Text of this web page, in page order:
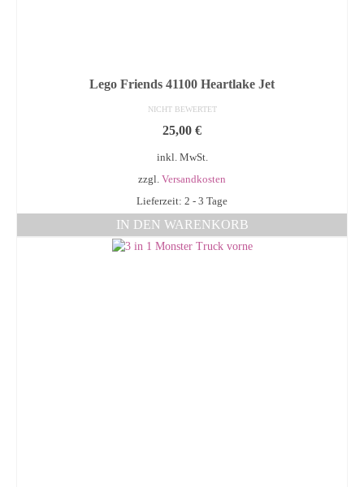
Lego Friends 41100 Heartlake Jet
NICHT BEWERTET
25,00 €
inkl. MwSt.
zzgl. Versandkosten
Lieferzeit: 2 - 3 Tage
IN DEN WARENKORB